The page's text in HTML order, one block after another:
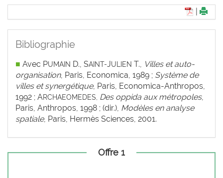
Bibliographie
■ Avec PUMAIN D., SAINT-JULIEN T., Villes et auto-
organisation, Paris, Economica, 1989 ; Système de
villes et synergétique, Paris, Economica-Anthropos,
1992 ; ARCHAEOMEDES, Des oppida aux métropoles,
Paris, Anthropos, 1998 ; (dir.), Modèles en analyse
spatiale, Paris, Hermès Sciences, 2001.
Offre 1